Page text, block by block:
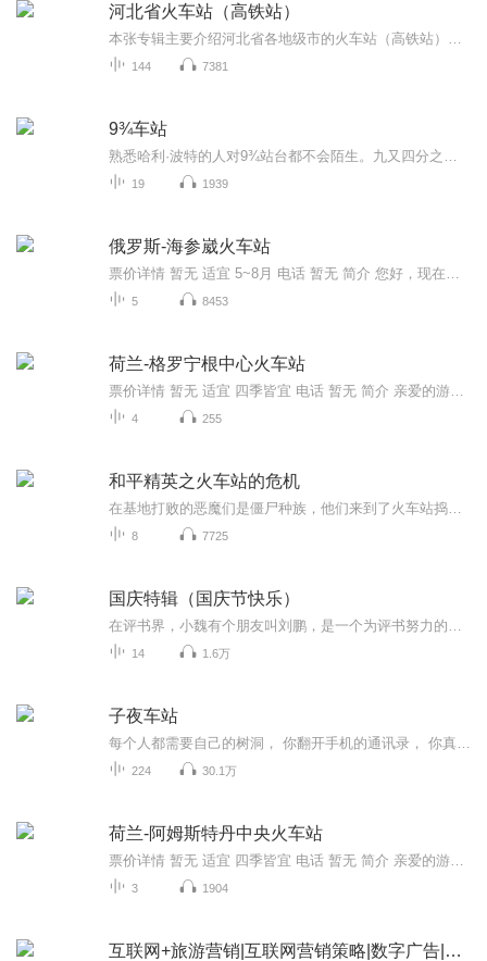
河北省火车站（高铁站）
144 7381
9¾车站
19 1939
俄罗斯-海参崴火车站
5 8453
荷兰-格罗宁根中心火车站
4 255
和平精英之火车站的危机
8 7725
国庆特辑（国庆节快乐）
14 1.6万
子夜车站
224 30.1万
荷兰-阿姆斯特丹中央火车站
3 1904
互联网+旅游营销|互联网营销策略|数字广告|旅游业的春天